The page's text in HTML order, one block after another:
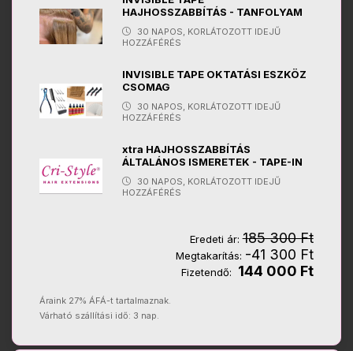
HAJHOSSZABBÍTÁS - TANFOLYAM
30 NAPOS, KORLÁTOZOTT IDEJŰ
HOZZÁFÉRÉS
INVISIBLE TAPE OKTATÁSI ESZKÖZ
CSOMAG
30 NAPOS, KORLÁTOZOTT IDEJŰ
HOZZÁFÉRÉS
xtra HAJHOSSZABBÍTÁS
ÁLTALÁNOS ISMERETEK - TAPE-IN
30 NAPOS, KORLÁTOZOTT IDEJŰ
HOZZÁFÉRÉS
Eredeti ár:185 300 Ft
Megtakarítás: -41 300 Ft
Fizetendő: 144 000 Ft
Áraink 27% ÁFÁ-t tartalmaznak.
Várható szállítási idő: 3 nap.